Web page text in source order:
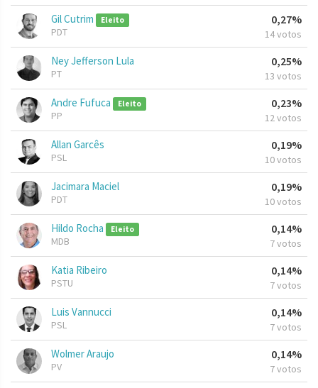
Gil Cutrim Eleito
PDT
0,27%
14 votos
Ney Jefferson Lula
PT
0,25%
13 votos
Andre Fufuca Eleito
PP
0,23%
12 votos
Allan Garcês
PSL
0,19%
10 votos
Jacimara Maciel
PDT
0,19%
10 votos
Hildo Rocha Eleito
MDB
0,14%
7 votos
Katia Ribeiro
PSTU
0,14%
7 votos
Luis Vannucci
PSL
0,14%
7 votos
Wolmer Araujo
PV
0,14%
7 votos